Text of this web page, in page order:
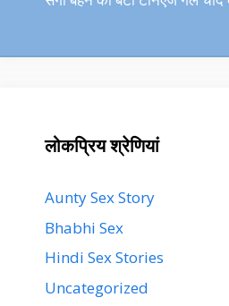
लोकप्रिय श्रेणियां
Aunty Sex Story
Bhabhi Sex
Hindi Sex Stories
Uncategorized